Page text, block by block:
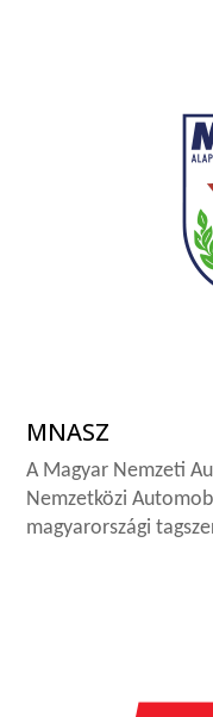
MNASZ
A Magyar Nemzeti
Nemzetközi
magyarországi